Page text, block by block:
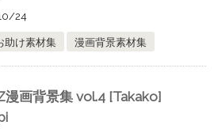
24
助け素材集 漫画背景素材集
漫画背景集 vol.4 [Takako]